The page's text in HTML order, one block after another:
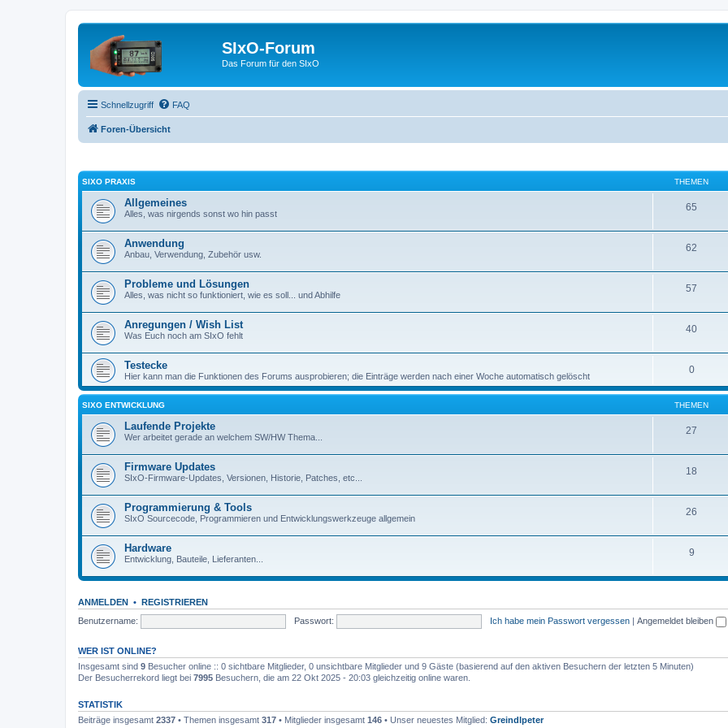
SIxO-Forum
Das Forum für den SIxO
Schnellzugriff FAQ
Foren-Übersicht
SIXO PRAXIS THEMEN
Allgemeines
Alles, was nirgends sonst wo hin passt
65
Anwendung
Anbau, Verwendung, Zubehör usw.
62
Probleme und Lösungen
Alles, was nicht so funktioniert, wie es soll... und Abhilfe
57
Anregungen / Wish List
Was Euch noch am SIxO fehlt
40
Testecke
Hier kann man die Funktionen des Forums ausprobieren; die Einträge werden nach einer Woche automatisch gelöscht
0
SIXO ENTWICKLUNG THEMEN
Laufende Projekte
Wer arbeitet gerade an welchem SW/HW Thema...
27
Firmware Updates
SIxO-Firmware-Updates, Versionen, Historie, Patches, etc...
18
Programmierung & Tools
SIxO Sourcecode, Programmieren und Entwicklungswerkzeuge allgemein
26
Hardware
Entwicklung, Bauteile, Lieferanten...
9
ANMELDEN • REGISTRIEREN
Benutzername:
Passwort: Ich habe mein Passwort vergessen | Angemeldet bleiben
WER IST ONLINE?
Insgesamt sind 9 Besucher online :: 0 sichtbare Mitglieder, 0 unsichtbare Mitglieder und 9 Gäste (basierend auf den aktiven Besuchern der letzten 5 Minuten)
Der Besucherrekord liegt bei 7995 Besuchern, die am 22 Okt 2025 - 20:03 gleichzeitig online waren.
STATISTIK
Beiträge insgesamt 2337 • Themen insgesamt 317 • Mitglieder insgesamt 146 • Unser neuestes Mitglied: Greindlpeter